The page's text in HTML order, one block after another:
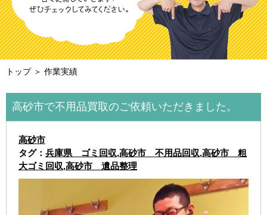
トップ＞ 作業実績
高砂市で不用品買取のご依頼いただきました。
高砂市
タグ： 兵庫県 ゴミ回収,高砂市 不用品回収,高砂市 粗
大ゴミ回収,高砂市 遺品整理